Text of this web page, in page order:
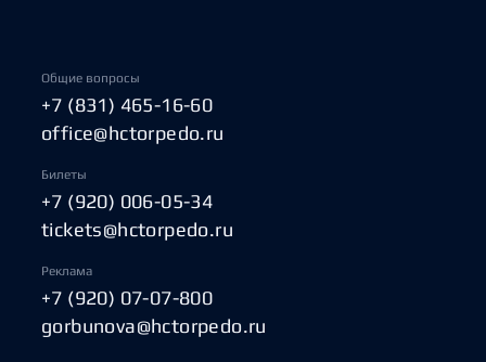
Общие вопросы
+7 (831) 465-16-60
office@hctorpedo.ru
Билеты
+7 (920) 006-05-34
tickets@hctorpedo.ru
Реклама
+7 (920) 07-07-800
gorbunova@hctorpedo.ru